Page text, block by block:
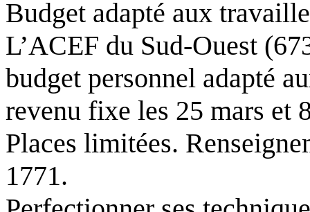
Budget adapté aux
L’ACEF du Sud-Ouest
budget personnel adapté
revenu fixe les 25 mars et
Places limitées.
1771.